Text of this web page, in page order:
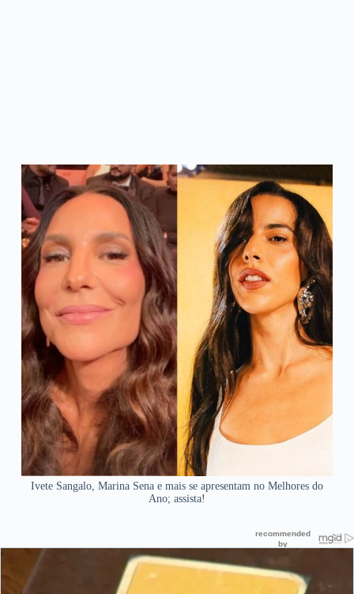
Ivete Sangalo, Marina Sena e mais se apresentam no Melhores do
Ano; assista!